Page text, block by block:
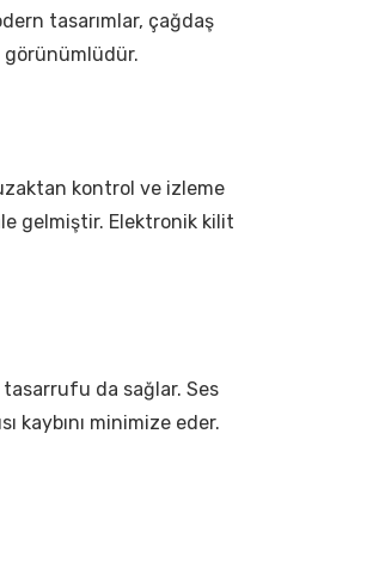
tasarımlar, çağdaş
görünümlüdür.
kontrol ve izleme
gelmiştir. Elektronik kilit
tasarrufu da sağlar. Ses
kaybını minimize eder.